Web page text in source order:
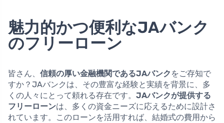
魅力的かつ便利なJAバンク
のフリーローン
皆さん、 信頼の厚い金融機関であるJAバンク をご存知で
すか？JAバンクは、その豊富な経験と実績を背景に、多
くの人々にとって頼れる存在です。 JAバンクが提供する
フリーローンは、多くの資金ニーズに応えるために設計さ
れています。このローンを活用すれば、結婚式の費用から